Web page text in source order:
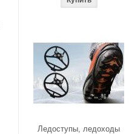
Ледоступы, ледоходы